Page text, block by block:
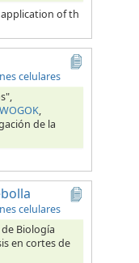
of th
celulares
,
de la
celulares
Biología
en cortes de